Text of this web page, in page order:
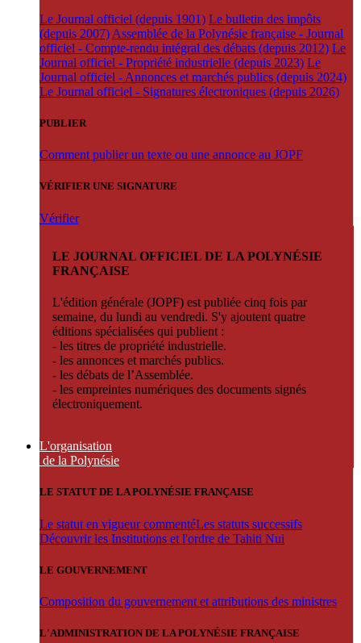
Le Journal officiel (depuis 1901) Le bulletin des impôts
(depuis 2007) Assemblée de la Polynésie française - Journal
officiel - Compte-rendu intégral des débats (depuis 2012) Le
Journal officiel - Propriété industrielle (depuis 2023) Le
Journal officiel - Annonces et marchés publics (depuis 2024)
Le Journal officiel - Signatures électroniques (depuis 2026)
PUBLIER
Comment publier un texte ou une annonce au JOPF
VÉRIFIER UNE SIGNATURE
Vérifier
LE JOURNAL OFFICIEL DE LA POLYNÉSIE
FRANÇAISE
L'édition générale (JOPF) est publiée cinq fois par
semaine, du lundi au vendredi. S'y ajoutent quatre
éditions spécialisées qui publient :
- les titres de propriété industrielle.
- les annonces et marchés publics.
- les débats de l’Assemblée.
- les empreintes numériques des documents signés
électroniquement.
L'organisation
de la Polynésie
LE STATUT DE LA POLYNÉSIE FRANÇAISE
Le statut en vigueur commentéLes statuts successifs
Découvrir les Institutions et l'ordre de Tahiti Nui
LE GOUVERNEMENT
Composition du gouvernement et attributions des ministres
L'ADMINISTRATION DE LA POLYNÉSIE FRANÇAISE